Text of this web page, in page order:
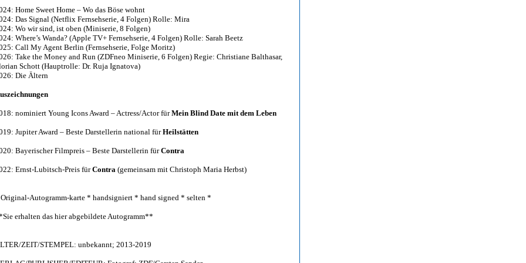
Home Sweet Home – Wo das Böse wohnt
Das Signal (Netflix Fernsehserie, 4 Folgen) Rolle: Mira
Wo wir sind, ist oben (Miniserie, 8 Folgen)
Where’s Wanda? (Apple TV+ Fernsehserie, 4 Folgen) Rolle: Sarah Beetz
Call My Agent Berlin (Fernsehserie, Folge Moritz)
Take the Money and Run (ZDFneo Miniserie, 6 Folgen) Regie: Christiane Balthasar,
Schott (Hauptrolle: Dr. Ruja Ignatova)
Die Ältern
nominiert Young Icons Award – Actress/Actor fürMein Blind Date mit dem Leben
Jupiter Award – Beste Darstellerin national fürHeilstätten
Bayerischer Filmpreis – Beste Darstellerin fürContra
Ernst-Lubitsch-Preis fürContra (gemeinsam mit Christoph Maria Herbst)
Autogramm-karte * handsigniert * hand signed * selten *
erhalten das hier abgebildete Autogramm**
ZEIT/STEMPEL: unbekannt; 2013-2019